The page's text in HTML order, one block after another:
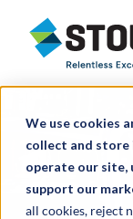
We use cookies
collect and store
operate our site,
support our
all cookies, reject
Stout